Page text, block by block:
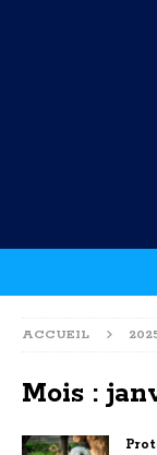
ACCUEIL
Mois :